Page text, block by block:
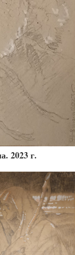
2023 г.